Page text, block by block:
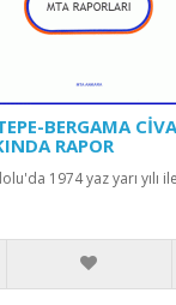
BERGAMA
RAPOR
1974 yaz yarı yılı ile